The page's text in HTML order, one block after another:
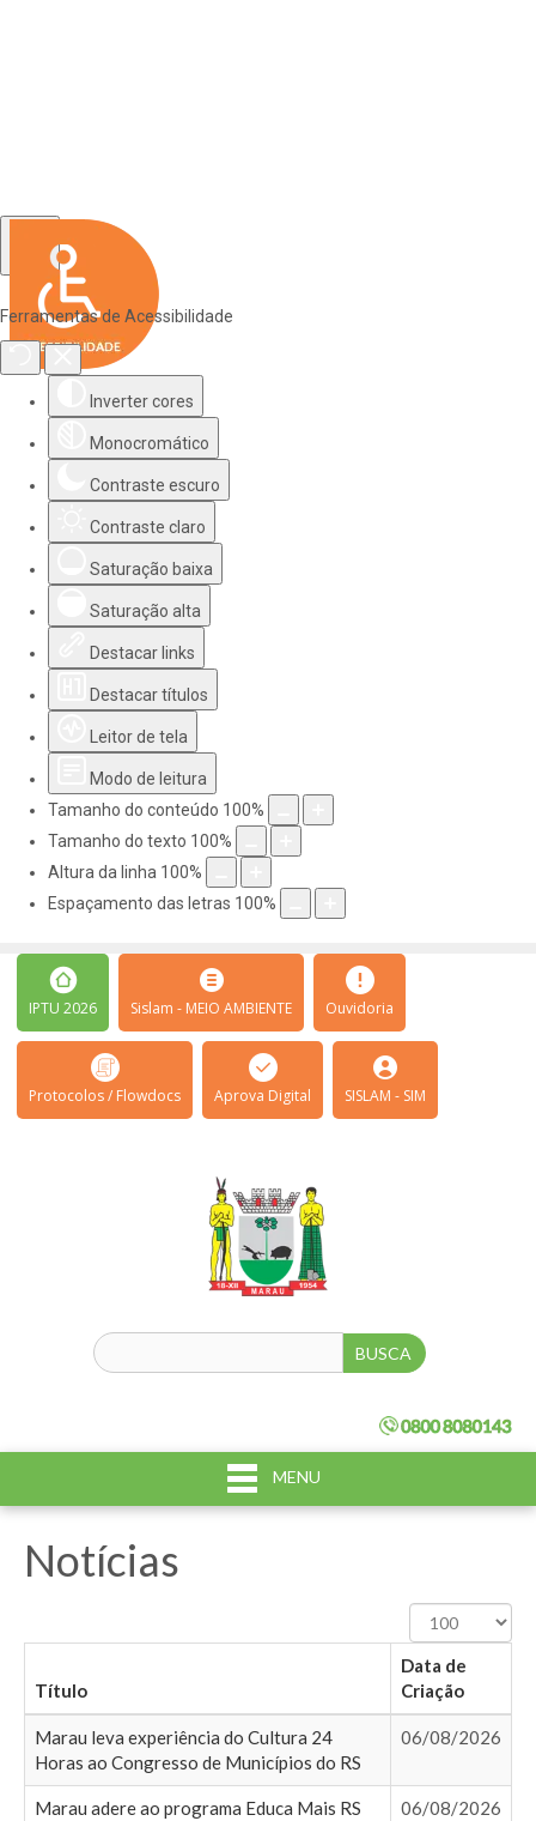
Ferramentas de Acessibilidade
Inverter cores
Monocromático
Contraste escuro
Contraste claro
Saturação baixa
Saturação alta
Destacar links
Destacar títulos
Leitor de tela
Modo de leitura
Tamanho do conteúdo 100%
Tamanho do texto 100%
Altura da linha 100%
Espaçamento das letras 100%
IPTU 2026 Sislam - MEIO AMBIENTE Ouvidoria
Protocolos / Flowdocs Aprova Digital SISLAM - SIM
MENU
Notícias
Exibir
#
Título
Data de
Criação
Marau leva experiência do Cultura 24
Horas ao Congresso de Municípios do RS
06/08/2026
Marau adere ao programa Educa Mais RS
06/08/2026